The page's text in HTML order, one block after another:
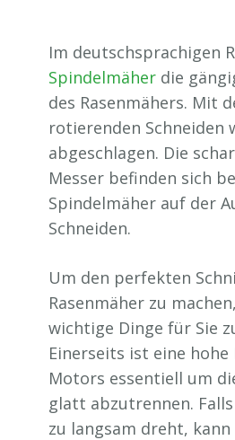
Im deutschsprachigen
Spindelmäher die
des Rasenmähers. Mit
rotierenden Schneiden
abgeschlagen. Die
Messer befinden sich
Spindelmäher auf der
Schneiden.
Um den perfekten
Rasenmäher zu
wichtige Dinge für Sie
Einerseits ist eine hohe
Motors essentiell um
glatt abzutrennen.
zu langsam dreht, kann